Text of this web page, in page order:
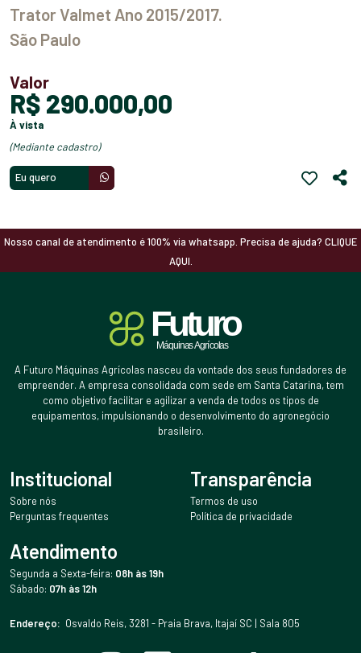
Trator Valmet Ano 2015/2017.
São Paulo
Valor
R$ 290.000,00
à vista
(mediante cadastro)
Eu quero
Nosso canal de atendimento é 100% via whatsapp. Precisa de ajuda? CLIQUE
AQUI.
A Futuro Máquinas Agrícolas nasceu da vontade dos seus fundadores de
empreender. A empresa consolidada com sede em Santa Catarina, tem
como objetivo facilitar e agilizar a venda de todos os tipos de
equipamentos, impulsionando o desenvolvimento do agronegócio
brasileiro.
Institucional
Sobre nós
Perguntas frequentes
Transparência
Termos de uso
Política de privacidade
Atendimento
Segunda a Sexta-feira: 08h às 19h
Sábado: 07h às 12h
Endereço: Osvaldo Reis, 3281 - Praia Brava, Itajaí SC | Sala 805